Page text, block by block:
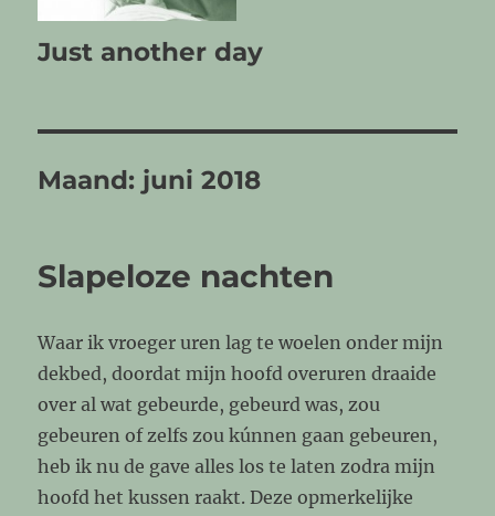
Just another day
Maand: juni 2018
Slapeloze nachten
Waar ik vroeger uren lag te woelen onder mijn
dekbed, doordat mijn hoofd overuren draaide
over al wat gebeurde, gebeurd was, zou
gebeuren of zelfs zou kúnnen gaan gebeuren,
heb ik nu de gave alles los te laten zodra mijn
hoofd het kussen raakt. Deze opmerkelijke